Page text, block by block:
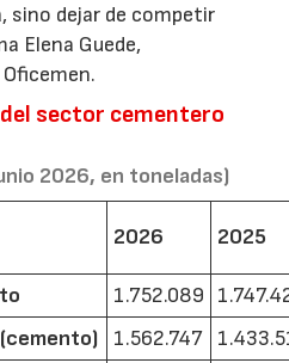
dejar de competir
Elena Guede,
sector cementero
2026, en toneladas)
2026 2025
1.752.089
1.562.747